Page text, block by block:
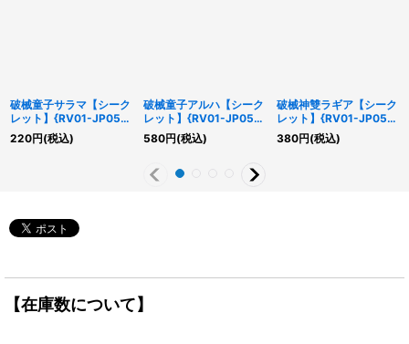
破械童子サラマ【シーク
レット】{RV01-JP056}
《モンスター》
220円(税込)
破械童子アルハ【シーク
レット】{RV01-JP054}
《モンスター》
580円(税込)
破械神雙ラギア【シーク
レット】{RV01-JP051}
《リンク》
380円(税込)
【在庫数について】